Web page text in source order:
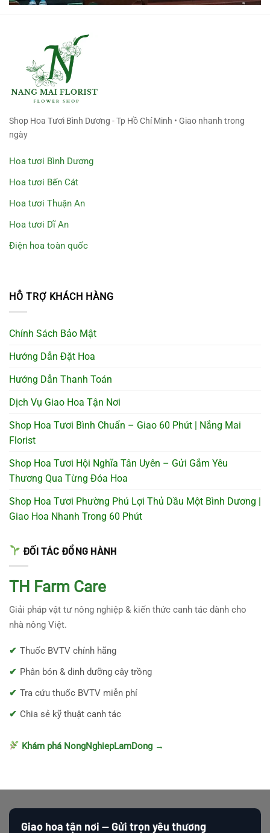
Shop Hoa Tươi Bình Dương - Tp Hồ Chí Minh • Giao nhanh trong
ngày
Hoa tươi Bình Dương
Hoa tươi Bến Cát
Hoa tươi Thuận An
Hoa tươi Dĩ An
Điện hoa toàn quốc
HỖ TRỢ KHÁCH HÀNG
Chính Sách Bảo Mật
Hướng Dẫn Đặt Hoa
Hướng Dẫn Thanh Toán
Dịch Vụ Giao Hoa Tận Nơi
Shop Hoa Tươi Bình Chuẩn – Giao 60 Phút | Nắng Mai
Florist
Shop Hoa Tươi Hội Nghĩa Tân Uyên – Gửi Gắm Yêu
Thương Qua Từng Đóa Hoa
Shop Hoa Tươi Phường Phú Lợi Thủ Dầu Một Bình Dương |
Giao Hoa Nhanh Trong 60 Phút
ĐỐI TÁC ĐỒNG HÀNH
TH Farm Care
Giải pháp vật tư nông nghiệp & kiến thức canh tác dành cho
nhà nông Việt.
Thuốc BVTV chính hãng
Phân bón & dinh dưỡng cây trồng
Tra cứu thuốc BVTV miễn phí
Chia sẻ kỹ thuật canh tác
Khám phá NongNghiepLamDong →
Giao hoa tận nơi — Gửi trọn yêu thương